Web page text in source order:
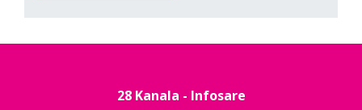
28 Kanala - Infosare